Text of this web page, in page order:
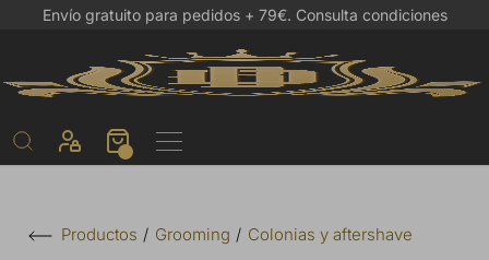
Envío gratuito para pedidos + 79€. Consulta condiciones
Productos Grooming Colonias y aftershave